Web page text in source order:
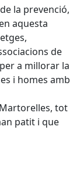
la prevenció,
aquesta
de
a millorar la
i homes amb
tot
patit i que